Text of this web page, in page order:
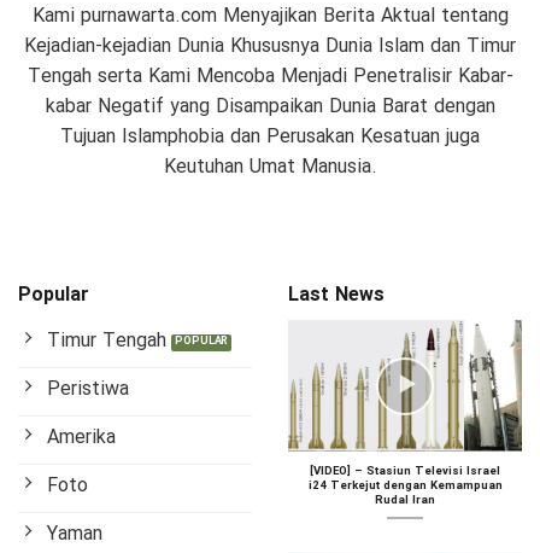
Kami purnawarta.com Menyajikan Berita Aktual tentang
Kejadian-kejadian Dunia Khususnya Dunia Islam dan Timur
Tengah serta Kami Mencoba Menjadi Penetralisir Kabar-
kabar Negatif yang Disampaikan Dunia Barat dengan
Tujuan Islamphobia dan Perusakan Kesatuan juga
Keutuhan Umat Manusia.
Popular
Timur Tengah
Peristiwa
Amerika
Foto
Yaman
Last News
[VIDEO] – Stasiun Televisi Israel
i24 Terkejut dengan Kemampuan
Rudal Iran